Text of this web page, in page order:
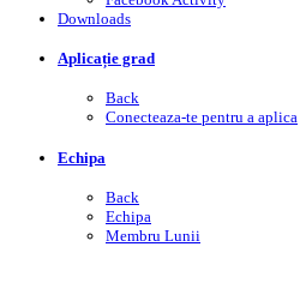
Downloads
Aplicație grad
Back
Conecteaza-te pentru a aplica
Echipa
Back
Echipa
Membru Lunii